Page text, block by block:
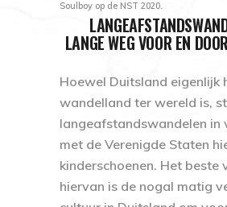
Soulboy op de NST 2020.
LANGE WEG VOOR EN
Hoewel Duitsland eigenlijk
wandelland ter wereld is,
langeafstandswandelen in
met de Verenigde Staten
kinderschoenen. Het beste
hiervan is de nogal matig